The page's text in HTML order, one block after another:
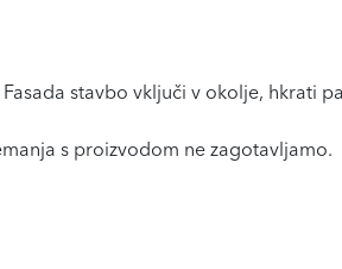
stavbo vključi v okolje, hkrati
s proizvodom ne zagotavljamo.